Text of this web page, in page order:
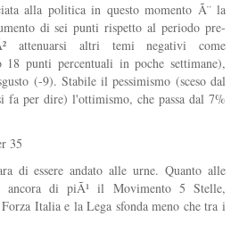
alla politica in questo momento Ã¨ la
di sei punti rispetto al periodo pre-
attenuarsi altri temi negativi come
18 punti percentuali in poche settimane),
(-9). Stabile il pessimismo (sceso dal
fa per dire) l'ottimismo, che passa dal 7%
35
di essere andato alle urne. Quanto alle
ancora di piÃ¹ il Movimento 5 Stelle,
Italia e la Lega sfonda meno che tra i